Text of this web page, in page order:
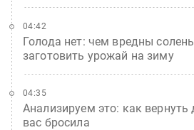
Голода нет: чем вредны
заготовить урожай на зиму
04:42
Анализируем это: как вернуть
вас бросила
04:35